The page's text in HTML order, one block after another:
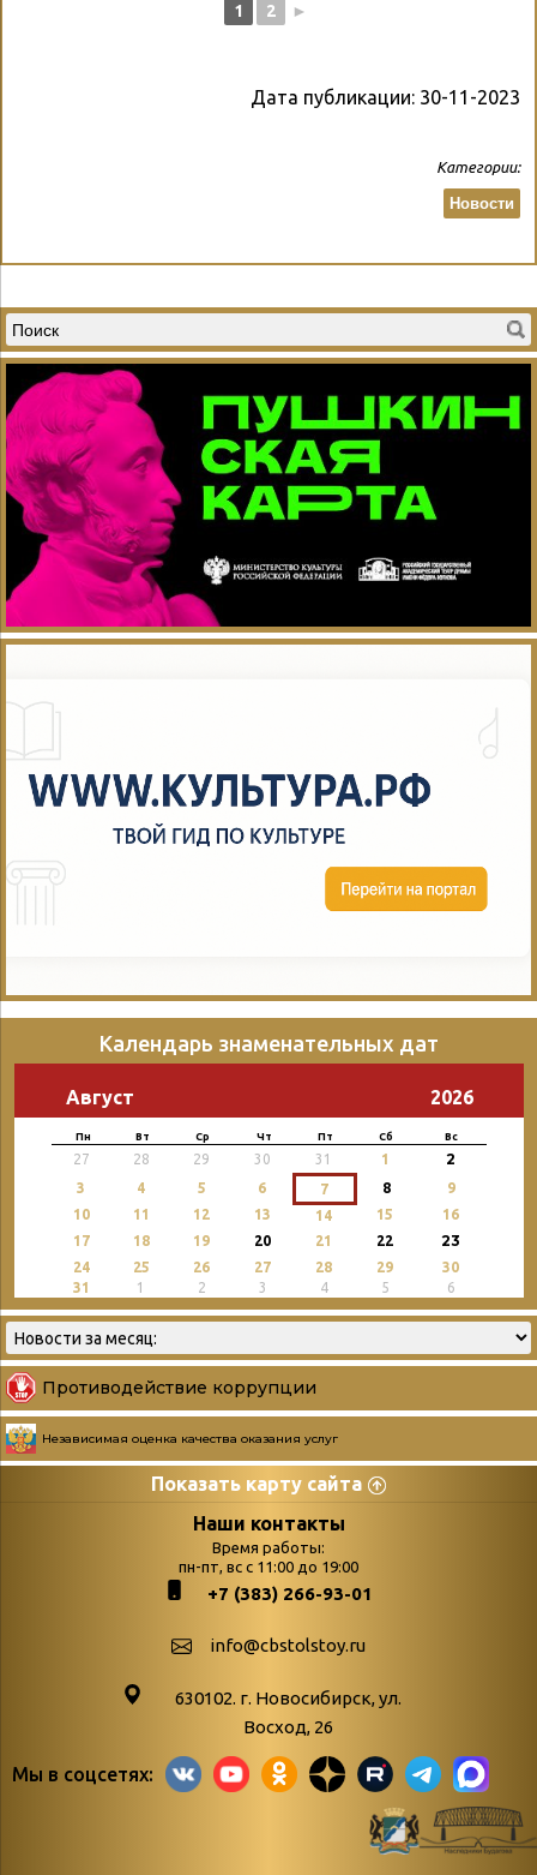
1 2 ►
Дата публикации: 30-11-2023
Категории:
Новости
Календарь знаменательных дат
Август 2026
Пн Вт Ср Чт Пт Сб Вс
27 28 29 30 31 1 2
3 4 5 6 7 8
9
10
11 12 13 14 15
16
17
18 19 20 21 22 23
24 25 26 27 28 29
30
31
1 2 3 4 5 6
Противодействие коррупции
Независимая оценка качества оказания услуг
Показать карту сайта
Страницы
podvedenie-itogov-festivalya-
paskhalnaya-palitra
Библионочь – как ярмарка точь-в-
поступлений
Война. Народ.
живые»
«Мне всё
снятся
Наши контакты
Время работы:
пн-пт, вс с 11:00 до 19:00
+7 (383) 266-93-01
info@cbstolstoy.ru
630102. г. Новосибирск, ул.
Восход, 26
Мы в соцсетях: